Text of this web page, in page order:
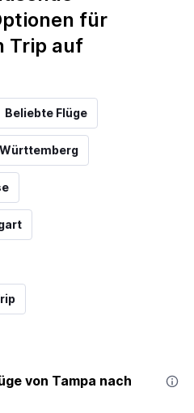
für
Trip auf
Beliebte Flüge
von Tampa nach